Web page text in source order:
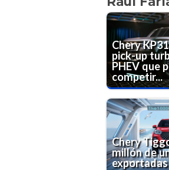
Chery
pick-up
PHEV que
competir...
Chery
millón de
exportadas